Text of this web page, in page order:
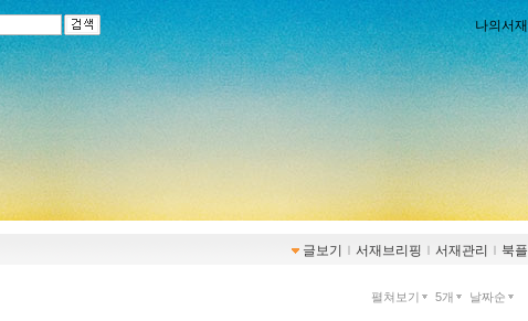
나의서재
글보기 ｌ 서재브리핑 ｌ 서재관리 ｌ 북플
펼쳐보기 5개 날짜순